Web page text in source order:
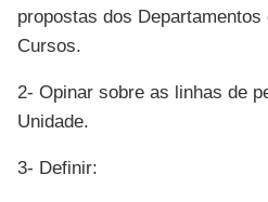
propostas dos Departamentos
Cursos.
2- Opinar sobre as linhas de
Unidade.
3- Definir: